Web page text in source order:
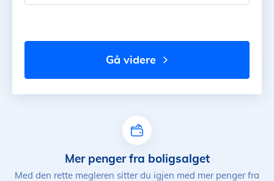
gå videre
Mer penger fra boligsalget
Med den rette megleren sitter du igjen med mer penger fra